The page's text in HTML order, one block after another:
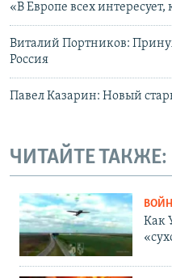
«В Европе всех
Виталий Портников:
Россия
Павел Казарин: Новый
ЧИТАЙТЕ ТАКЖЕ:
Как